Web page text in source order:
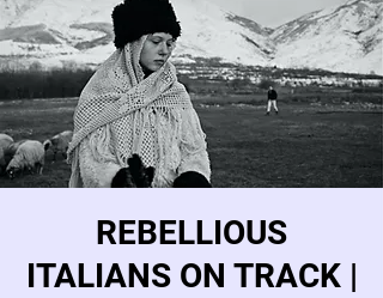
REBELLIOUS
ITALIANS ON TRACK |